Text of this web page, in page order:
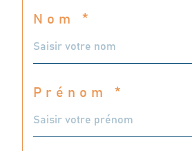
Nom *
Prénom *